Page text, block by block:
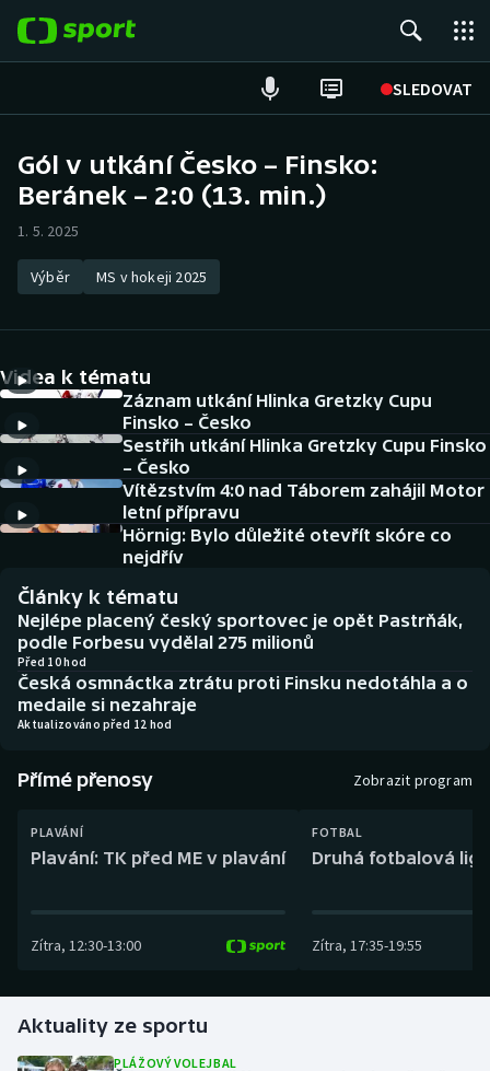
SLEDOVAT
Hokej
Atletika
DALŠÍ SPORTY
Americký fotbal
Baseball a softbal
Biatlon
Boby a skeleton
Box
Curling
Dostihy
Gymnastika
NEPŘEHLÉDNĚTE
Historické návraty
Aplikace ČT sport
AZ kvíz
Gól v utkání Česko – Finsko:
Beránek – 2:0 (13. min.)
1. 5. 2025
Výběr MS v hokeji 2025
Videa k tématu
Záznam utkání Hlinka Gretzky Cupu
Finsko – Česko
Sestřih utkání Hlinka Gretzky Cupu Finsko
– Česko
Vítězstvím 4:0 nad Táborem zahájil Motor
letní přípravu
Hörnig: Bylo důležité otevřít skóre co
nejdřív
Články k tématu
Nejlépe placený český sportovec je opět Pastrňák,
podle Forbesu vydělal 275 milionů
Před 10 hod
Česká osmnáctka ztrátu proti Finsku nedotáhla a o
medaile si nezahraje
Aktualizováno před 12 hod
Přímé přenosy Zobrazit program
PLAVÁNÍ
Plavání: TK před ME v plavání
Zítra, 12:30-13:00
FOTBAL
Druhá fotbalová
Zítra, 17:35-19:55
Aktuality ze sportu
PLÁŽOVÝ VOLEJBAL